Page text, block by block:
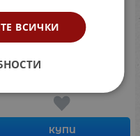
Столче за хранене на
Код: 724248011
КУПИ
ВСИЧКИ